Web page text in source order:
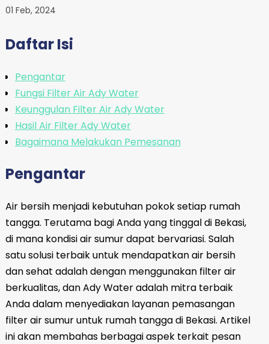
01 Feb, 2024
Daftar Isi
Pengantar
Fungsi Filter Air Ady Water
Keunggulan Filter Air Ady Water
Hasil Air Filter Ady Water
Bagaimana Melakukan Pemesanan
Pengantar
Air bersih menjadi kebutuhan pokok setiap rumah
tangga. Terutama bagi Anda yang tinggal di Bekasi,
di mana kondisi air sumur dapat bervariasi. Salah
satu solusi terbaik untuk mendapatkan air bersih
dan sehat adalah dengan menggunakan filter air
berkualitas, dan Ady Water adalah mitra terbaik
Anda dalam menyediakan layanan pemasangan
filter air sumur untuk rumah tangga di Bekasi. Artikel
ini akan membahas berbagai aspek terkait pesan